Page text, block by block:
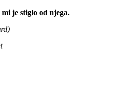
je stiglo od njega.